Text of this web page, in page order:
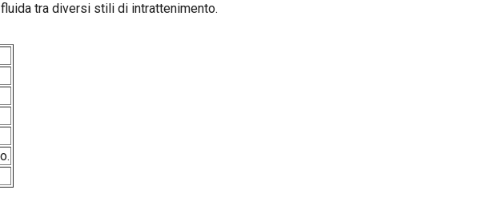
tra diversi stili di intrattenimento.